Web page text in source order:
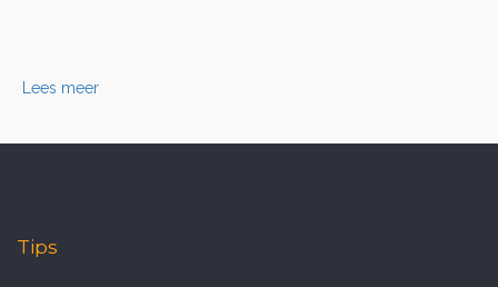
Lees meer
Tips